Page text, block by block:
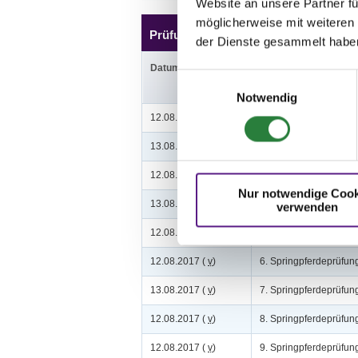
Website an unsere Partner
möglicherweise mit
der Dienste gesammelt
Notwendig
Nur notwendige
verwenden
Prüfungen
Datum Prüfung
12.08.2017 ( 1. Reiter-WB Schritt -
13.08.2017 (
12.08.2017 (n) 3. Stilspringprüfung
13.08.2017 ( 4. Stilspringprüfung Kl.E
12.08.2017 (
12.08.2017 ( v) 6.
13.08.2017 ( v) 7.
12.08.2017 ( v) 8.
12.08.2017 ( v) 9.